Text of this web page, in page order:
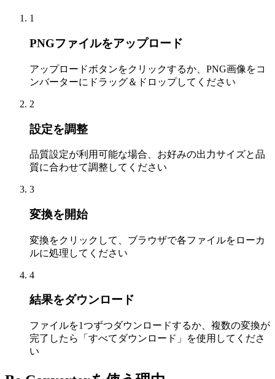
1
PNGファイルをアップロード
アップロードボタンをクリックするか、PNG画像をコ
ンバーターにドラッグ＆ドロップしてください
2
設定を調整
品質設定が利用可能な場合、お好みの出力サイズと品
質に合わせて調整してください
3
変換を開始
変換をクリックして、ブラウザで各ファイルをローカ
ルに処理してください
4
結果をダウンロード
ファイルを1つずつダウンロードするか、複数の変換が
完了したら「すべてダウンロード」を使用してくださ
い